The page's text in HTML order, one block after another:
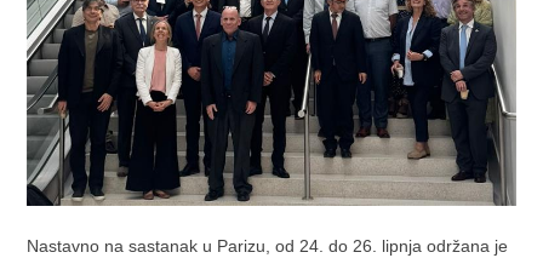
Nastavno na sastanak u Parizu, od 24. do 26. lipnja održana je